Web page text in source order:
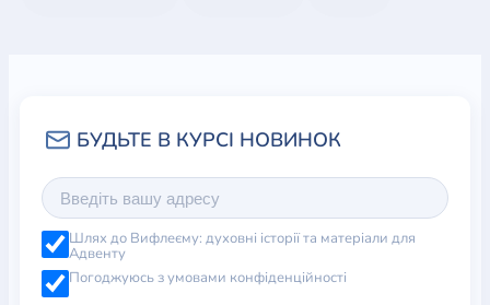
Шлях до Вифлеєму: духовні історії та матеріали для
Адвенту
Погоджуюсь з умовами конфіденційності